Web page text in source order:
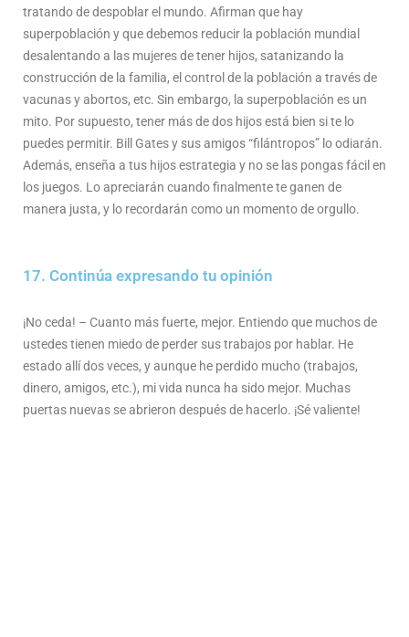
tratando de despoblar el mundo. Afirman que hay
superpoblación y que debemos reducir la población mundial
desalentando a las mujeres de tener hijos, satanizando la
construcción de la familia, el control de la población a través de
vacunas y abortos, etc. Sin embargo, la superpoblación es un
mito. Por supuesto, tener más de dos hijos está bien si te lo
puedes permitir. Bill Gates y sus amigos “filántropos” lo odiarán.
Además, enseña a tus hijos estrategia y no se las pongas fácil en
los juegos. Lo apreciarán cuando finalmente te ganen de
manera justa, y lo recordarán como un momento de orgullo.
17. Continúa expresando tu opinión
¡No ceda! – Cuanto más fuerte, mejor. Entiendo que muchos de
ustedes tienen miedo de perder sus trabajos por hablar. He
estado allí dos veces, y aunque he perdido mucho (trabajos,
dinero, amigos, etc.), mi vida nunca ha sido mejor. Muchas
puertas nuevas se abrieron después de hacerlo. ¡Sé valiente!